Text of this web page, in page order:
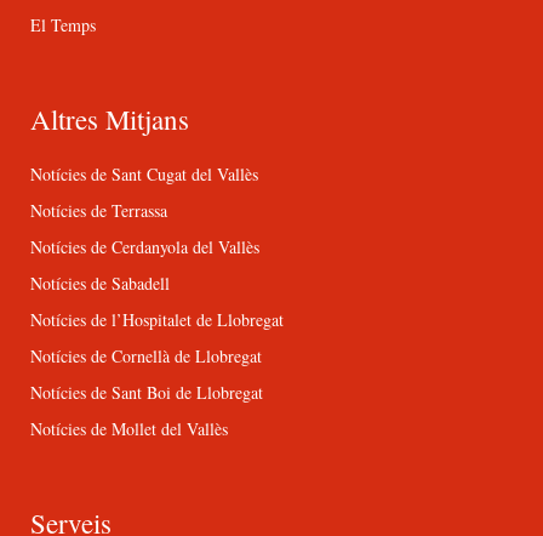
El Temps
Altres Mitjans
Notícies de Sant Cugat del Vallès
Notícies de Terrassa
Notícies de Cerdanyola del Vallès
Notícies de Sabadell
Notícies de l’Hospitalet de Llobregat
Notícies de Cornellà de Llobregat
Notícies de Sant Boi de Llobregat
Notícies de Mollet del Vallès
Serveis